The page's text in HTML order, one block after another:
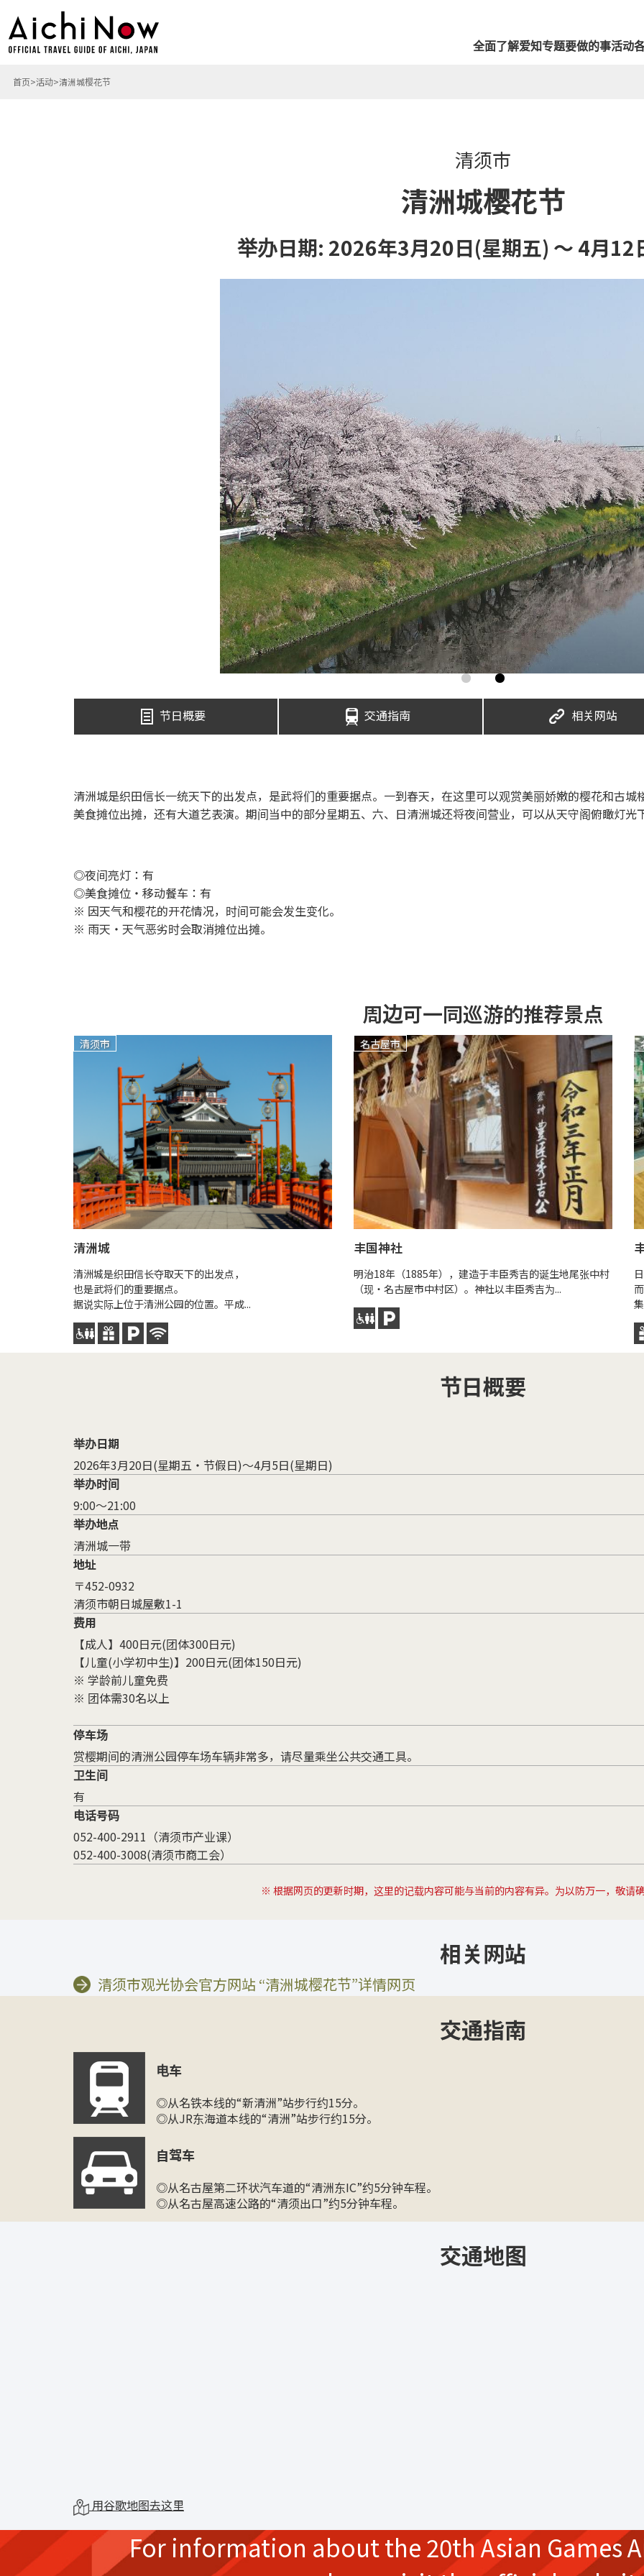
全面了解爱知专题要做的事活动
首页 活动 清洲城樱花节
清须市
清洲城樱花节
举办日期: 2026年3月20日(星期五) ～ 4月12
节日概要 交通指南 相关网站
清洲城是织田信长一统天下的出发点，是武将们的重要据点。一到春天，在这里可以观赏美丽娇嫩的樱花和古城
美食摊位出摊，还有大道艺表演。期间当中的部分星期五、六、日清洲城还将夜间营业，可以从天守阁俯瞰灯光
◎夜间亮灯：有
◎美食摊位・移动餐车：有
※ 因天气和樱花的开花情况，时间可能会发生变化。
※ 雨天・天气恶劣时会取消摊位出摊。
周边可一同巡游的推荐景点
清须市
清洲城
清洲城是织田信长夺取天下的出发点，
也是武将们的重要据点。
据说实际上位于清洲公园的位置。平成...
名古屋市
丰国神社
明治18年（1885年），建造于丰臣秀吉的诞生地尾张中村
（现・名古屋市中村区）。神社以丰臣秀吉为...
节日概要
举办日期
2026年3月20日(星期五・节假日)～4月5日(星期日)
举办时间
9:00～21:00
举办地点
清洲城一带
地址
〒452-0932
清须市朝日城屋敷1-1
费用
【成人】400日元(团体300日元)
【儿童(小学初中生)】200日元(团体150日元)
※ 学龄前儿童免费
※ 团体需30名以上
停车场
赏樱期间的清洲公园停车场车辆非常多，请尽量乘坐公共交通工具。
卫生间
有
电话号码
052-400-2911（清须市产业课）
052-400-3008(清须市商工会）
※ 根据网页的更新时期，这里的记载内容可能与当前的内容有异。为以防万一，敬请确
相关网站
清须市观光协会官方网站 “清洲城樱花节”详情网页
交通指南
电车
◎从名铁本线的“新清洲”站步行约15分。
◎从JR东海道本线的“清洲”站步行约15分。
自驾车
◎从名古屋第二环状汽车道的“清洲东IC”约5分钟车程。
◎从名古屋高速公路的“清须出口”约5分钟车程。
交通地图
用谷歌地图去这里
For information about the20th Asian Games